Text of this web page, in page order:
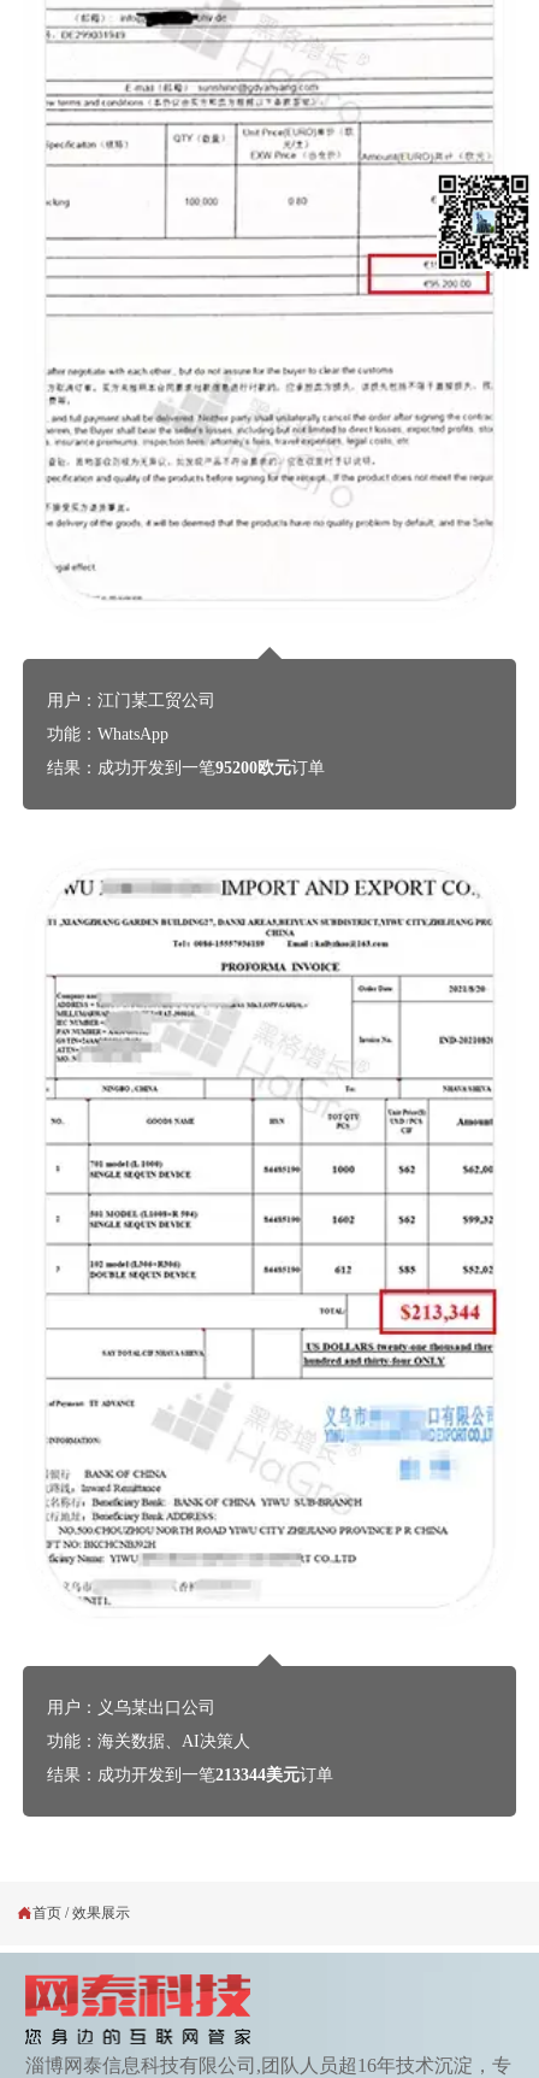
用户：江门某工贸公司
功能：WhatsApp
结果：成功开发到一笔95200欧元订单
用户：义乌某出口公司
功能：海关数据、AI决策人
结果：成功开发到一笔213344美元订单
首页 /效果展示
淄博网泰信息科技有限公司,团队人员超16年技术沉淀，专